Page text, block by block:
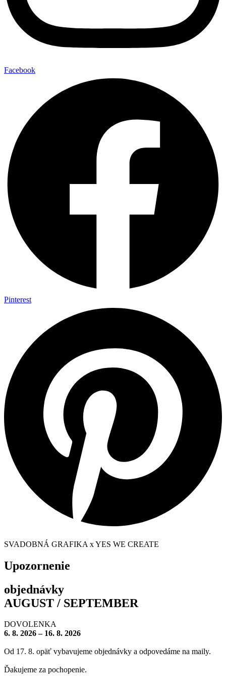
Facebook
Pinterest
SVADOBNÁ GRAFIKA x YES WE CREATE
Upozornenie
objednávky
AUGUST / SEPTEMBER
DOVOLENKA
6. 8. 2026 – 16. 8. 2026
Od 17. 8. opäť vybavujeme objednávky a odpovedáme na maily.
Ďakujeme za pochopenie.